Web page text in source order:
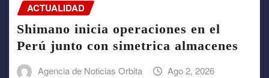
ACTUALIDAD
Shimano inicia operaciones en el
Perú junto con simetrica almacenes
Agencia de Noticias Orbita Ago 2, 2026